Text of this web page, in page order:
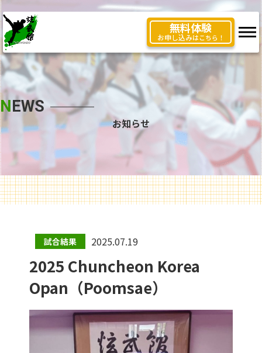
無料体験
お申し込みはこちら！
NEWS
お知らせ
試合結果 2025.07.19
2025 Chuncheon Korea
Opan（Poomsae）